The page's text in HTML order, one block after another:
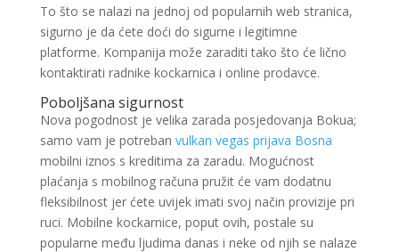
To što se nalazi na jednoj od popularnih web stranica,
sigurno je da ćete doći do sigurne i legitimne
platforme. Kompanija može zaraditi tako što će lično
kontaktirati radnike kockarnica i online prodavce.
Poboljšana sigurnost
Nova pogodnost je velika zarada posjedovanja Bokua;
samo vam je potreban vulkan vegas prijava Bosna
mobilni iznos s kreditima za zaradu. Mogućnost
plaćanja s mobilnog računa pružit će vam dodatnu
fleksibilnost jer ćete uvijek imati svoj način provizije pri
ruci. Mobilne kockarnice, poput ovih, postale su
popularne među ljudima danas i neke od njih se nalaze